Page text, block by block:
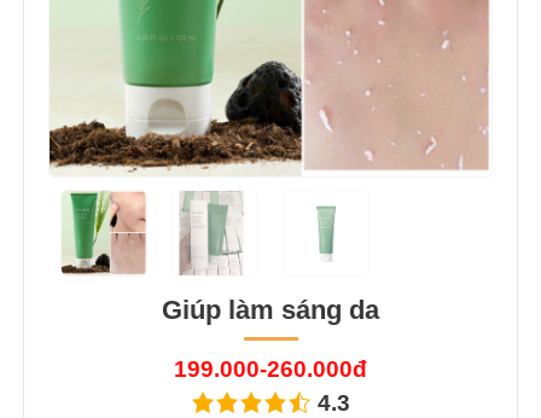
Giúp làm sáng da
199.000-260.000đ
4.3